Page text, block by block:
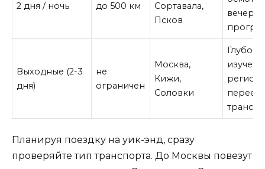
2 дня / ночь до 500 км
Сортавала,
Псков
Выходные (2-3
дня)
не
ограничен
Москва,
Кижи,
Соловки
Планируя поездку на уик-энд, сразу
проверяйте тип транспорта. До Москвы повезут